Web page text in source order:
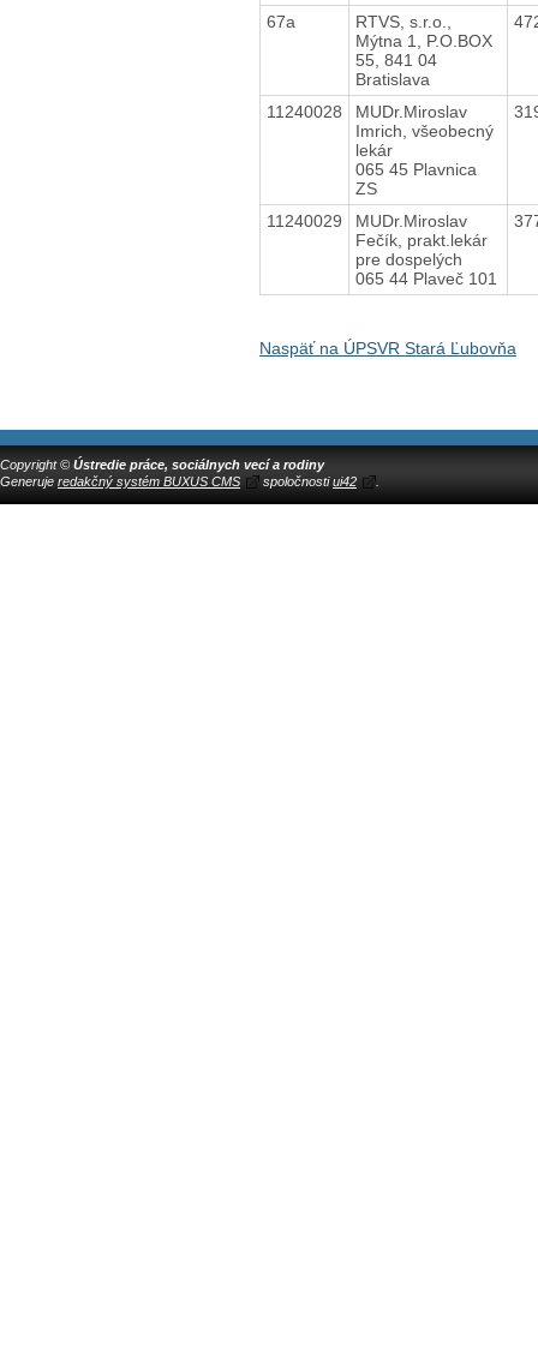
67a
RTVS, s.r.o.,
Mýtna 1, P.O.BOX
55, 841 04
Bratislava
11240028
MUDr.Miroslav
Imrich, všeobecný
lekár
065 45 Plavnica
ZS
11240029
MUDr.Miroslav
Fečík, prakt.lekár
pre dospelých
065 44 Plaveč 101
Naspäť na ÚPSVR Stará Ľubovňa
Copyright © Ústredie práce, sociálnych vecí a rodiny
Generuje redakčný systém BUXUS CMS spoločnostiui42